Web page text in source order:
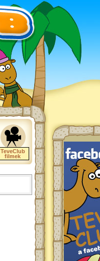
TeveClub
filmek